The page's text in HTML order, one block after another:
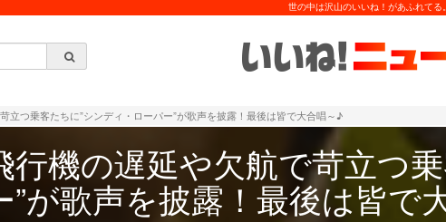
世の中は沢山のいいね！があふれてる。
立つ乗客たちに”シンディ・ローパー”が歌声を披露！最後は皆で大合唱～♪
行機の遅延や欠航で苛立つ
”が歌声を披露！最後は皆で